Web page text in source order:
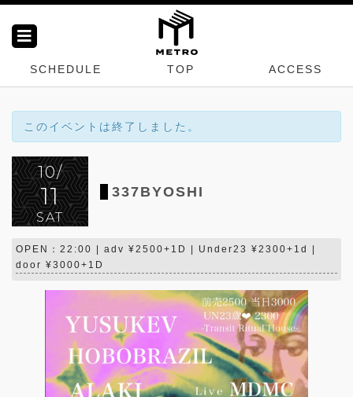
SCHEDULE TOP ACCESS
このイベントは終了しました。
10/
11
SAT
337BYOSHI
OPEN：22:00 | adv ¥2500+1D | Under23 ¥2300+1d |
door ¥3000+1D